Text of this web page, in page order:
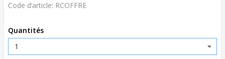
Code d’article: RCOFFRE
Quantités